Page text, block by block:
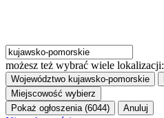
możesz też wybrać wiele lokalizacji:
Województwo kujawsko-pomorskie
Miejscowość wybierz
Pokaż ogłoszenia (6044)
Anuluj